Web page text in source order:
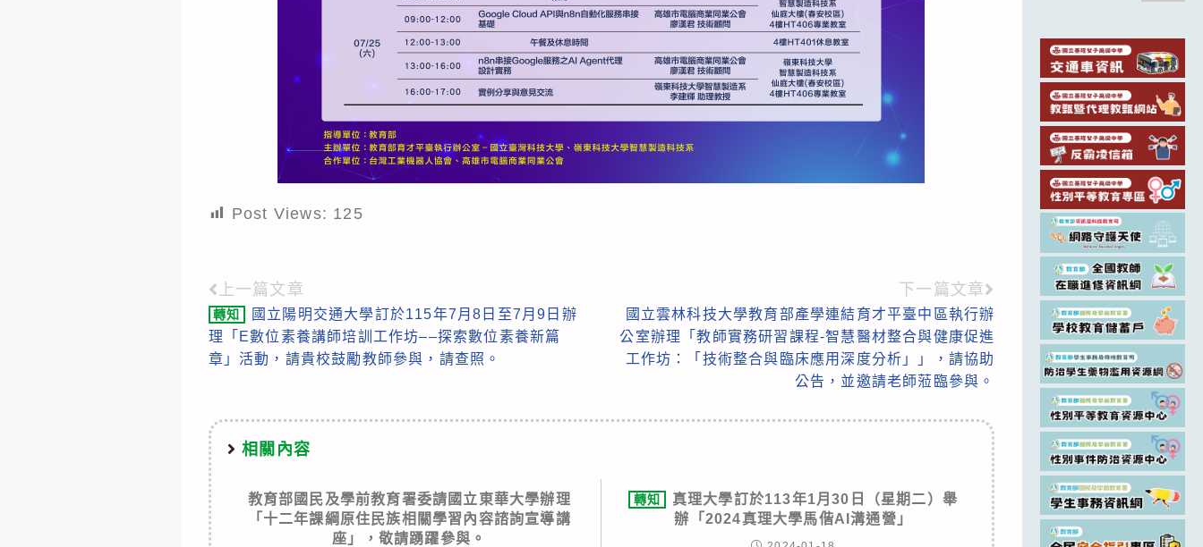
Post Views: 125
Read
more
articles
上一篇文章
轉知
國立陽明交通大學訂於115年7月8日至7月9日辦
理「E數位素養講師培訓工作坊––探索數位素養新篇
章」活動，請貴校鼓勵教師參與，請查照。
下一篇文章
國立雲林科技大學教育部產學連結育才平臺中區執行辦
公室辦理「教師實務研習課程-智慧醫材整合與健康促進
工作坊：「技術整合與臨床應用深度分析」」，請協助
公告，並邀請老師蒞臨參與。
相關內容
教育部國民及學前教育署委請國立東華大學辦理
「十二年課綱原住民族相關學習內容諮詢宣導講
座」，敬請踴躍參與。
轉知
真理大學訂於113年1月30日（星期二）舉
辦「2024真理大學馬偕AI溝通營」